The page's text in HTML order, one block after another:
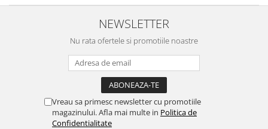
NEWSLETTER
Nu rata ofertele si promotiile noastre
Vreau sa primesc newsletter cu promotiile
magazinului. Afla mai multe in Politica de
Confidentialitate